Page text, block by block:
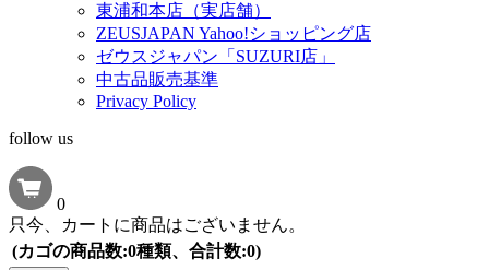
東浦和本店（実店舗）
ZEUSJAPAN Yahoo!ショッピング店
ゼウスジャパン「SUZURI店」
中古品販売基準
Privacy Policy
follow us
0
只今、カートに商品はございません。
(カゴの商品数:0種類、合計数:0)